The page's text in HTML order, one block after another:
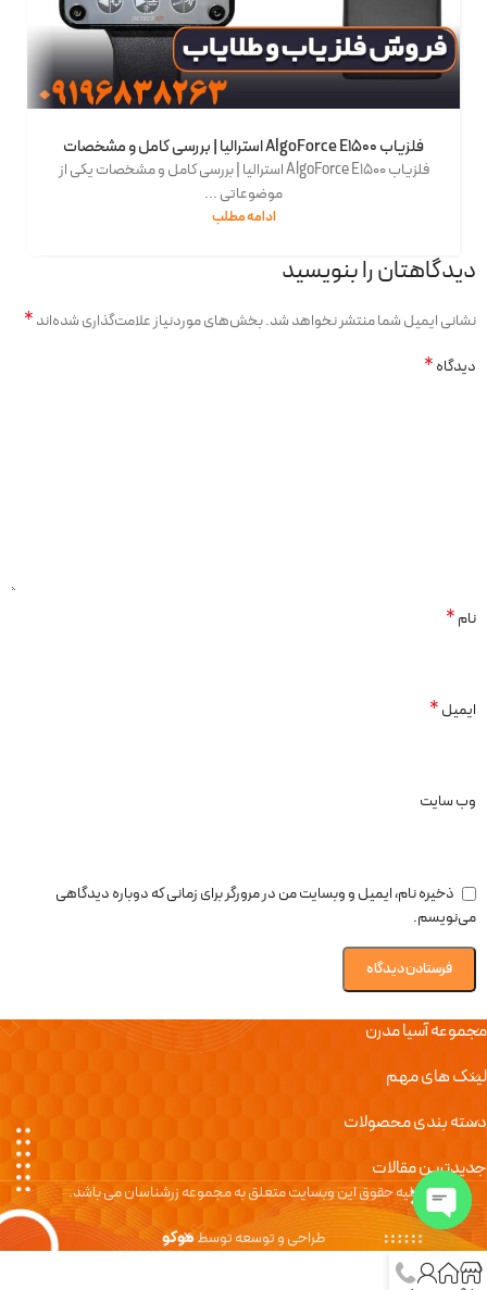
فلزیاب AlgoForce E1500 استرالیا | بررسی کامل و مشخصات
فلزیاب AlgoForce E1500 استرالیا | بررسی کامل و مشخصات یکی از
موضوعاتی ...
ادامه مطلب
دیدگاهتان را بنویسید
نشانی ایمیل شما منتشر نخواهد شد.بخش‌های موردنیاز علامت‌گذاری شده‌اند*
دیدگاه*
نام*
ایمیل*
وب‌ سایت
ذخیره نام، ایمیل و وبسایت من در مرورگر برای زمانی که دوباره دیدگاهی
می‌نویسم.
مجموعه آسیا مدرن
لینک های مهم
دسته بندی محصولات
جدیدترین مقالات
کلیه حقوق این وبسایت متعلق به مجموعه زرشناسان می باشد.
طراحی و توسعه توسطموکو Open chaty